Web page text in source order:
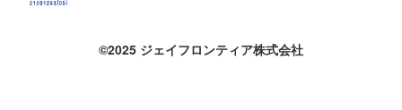
©2025 ジェイフロンティア株式会社